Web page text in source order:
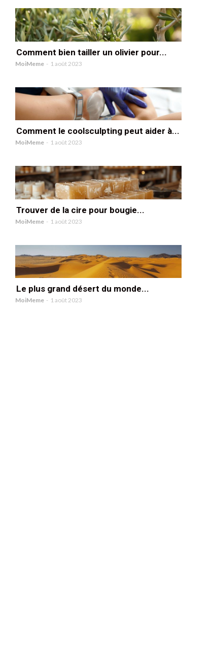
Comment bien tailler un olivier pour...
MoiMeme - 1 août 2023
Comment le coolsculpting peut aider à...
MoiMeme - 1 août 2023
Trouver de la cire pour bougie...
MoiMeme - 1 août 2023
Le plus grand désert du monde...
MoiMeme - 1 août 2023